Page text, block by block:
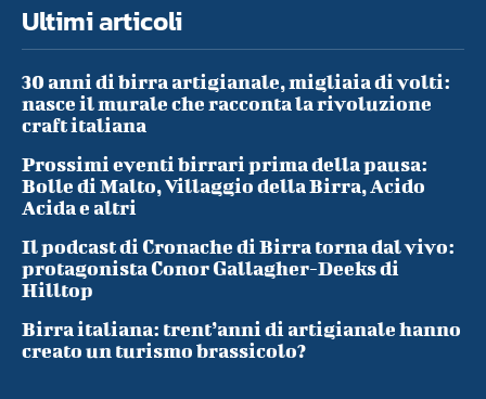
Ultimi articoli
30 anni di birra artigianale, migliaia di volti:
nasce il murale che racconta la rivoluzione
craft italiana
Prossimi eventi birrari prima della pausa:
Bolle di Malto, Villaggio della Birra, Acido
Acida e altri
Il podcast di Cronache di Birra torna dal vivo:
protagonista Conor Gallagher-Deeks di
Hilltop
Birra italiana: trent’anni di artigianale hanno
creato un turismo brassicolo?